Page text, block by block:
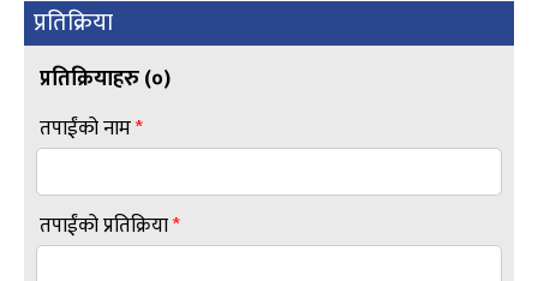
प्रतिक्रिया
प्रतिक्रियाहरु (०)
तपाईंको नाम*
तपाईंको प्रतिक्रिया*